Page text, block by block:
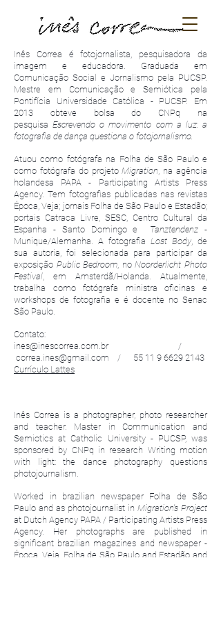
Inês Correa é fotojornalista, pesquisadora da
imagem e educadora. Graduada em
Comunicação Social e Jornalismo pela PUCSP.
Mestre em Comunicação e Semiótica pela
Pontifícia Universidade Católica - PUCSP. Em
2013 obteve bolsa do CNPq na
pesquisaEscrevendo o movimento com a luz: a
fotografia de dança questiona o fotojornalismo.
Atuou como fotógrafa na Folha de São Paulo e
como fotógrafa do projetoMigration, na agência
holandesa PAPA - Participating Artists Press
Agency. Tem fotografias publicadas nas revistas
Época, Veja; jornais Folha de São Paulo e Estadão;
portais Catraca Livre, SESC, Centro Cultural da
Espanha - Santo Domingo e Tanztendenz -
Munique/Alemanha. A fotografia Lost Body, de
sua autoria, foi selecionada para participar da
exposição Public Bedroom, noNoorderlicht Photo
Festival, em Amsterdã/Holanda. Atualmente,
trabalha como fotógrafa ministra oficinas e
workshops de fotografia e é docente no Senac
São Paulo.
Contato:
ines@inescorrea.com.br /
correa.ines@gmail.com / 55 11 9 6629 2143
Currículo Lattes
Inês Correa is a photographer, photo researcher
and teacher. Master in Communication and
Semiotics at Catholic University - PUCSP, was
sponsored by CNPq in research Writing motion
with light: the dance photography questions
photojournalism.
Worked in brazilian newspaper Folha de São
Paulo and as photojournalist in Migration's Project
at Dutch Agency PAPA / Participating Artists Press
Agency. Her photographs are published in
significant brazilian magazines and newspaper -
Época, Veja, Folha de São Paulo and Estadão and